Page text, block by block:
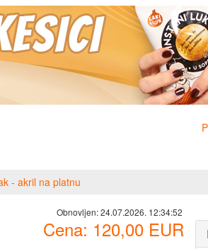
- akril na platnu
Obnovljen:24.07.2026. 12:34:52
Cena: 120,00 EUR